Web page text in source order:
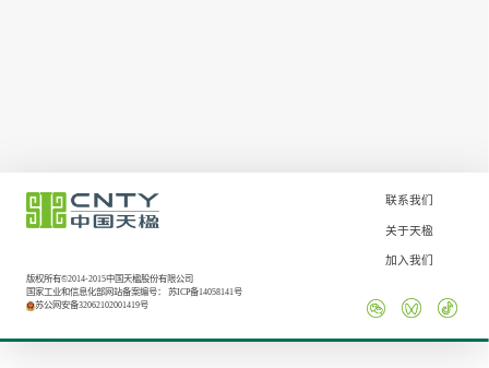
版权所有©2014-2015中国天楹股份有限公司
国家工业和信息化部网站备案编号： 苏ICP备14058141号
苏公网安备32062102001419号
联系我们
关于天楹
加入我们